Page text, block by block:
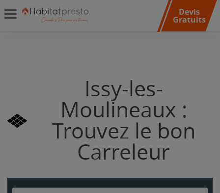
Devis
Gratuits
Issy-les-
Moulineaux :
Trouvez le bon
Carreleur